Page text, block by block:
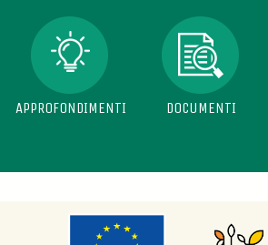
APPROFONDIMENTI DOCUMENTI